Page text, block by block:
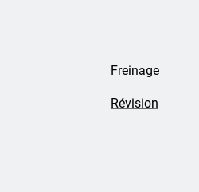
Freinage
Révision